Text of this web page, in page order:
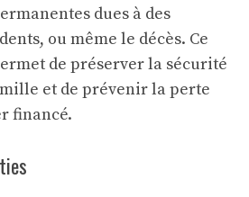
dues à des
ou même le décès. Ce
de préserver la sécurité
et de prévenir la perte
financé.